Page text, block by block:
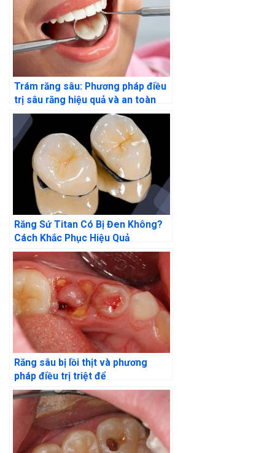
Trám răng sâu: Phương pháp điều
trị sâu răng hiệu quả và an toàn
Răng Sứ Titan Có Bị Đen Không?
Cách Khắc Phục Hiệu Quả
Răng sâu bị lồi thịt và phương
pháp điều trị triệt để